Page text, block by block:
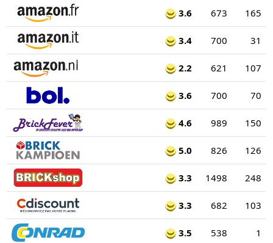
3.6 673 165
3.4 700 31
2.2 621 107
3.6 700 70
4.6 989 150
5.0 826 126
3.3 1498 248
3.3 682 103
3.5 538 1